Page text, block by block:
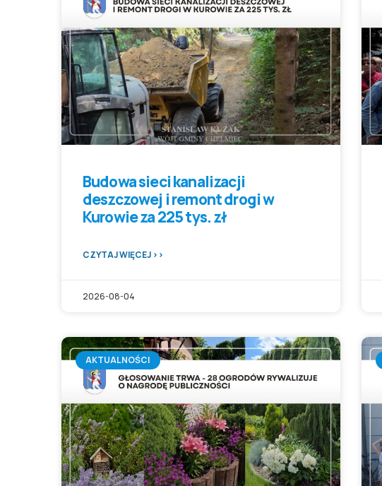
Budowa sieci kanalizacji
deszczowej i remont drogi w
Kurowie za 225 tys. zł
CZYTAJ WIĘCEJ >>
2026-08-04
AKTUALNOŚCI